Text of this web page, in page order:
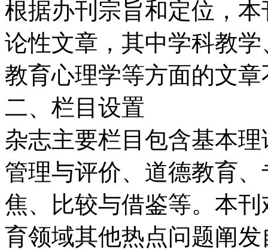
根据办刊宗旨和定位，
论性文章，其中学科教
教育心理学等方面的文
二、栏目设置
杂志主要栏目包含基本
管理与评价、道德教育
焦、比较与借鉴等。本
育领域其他热点问题阐